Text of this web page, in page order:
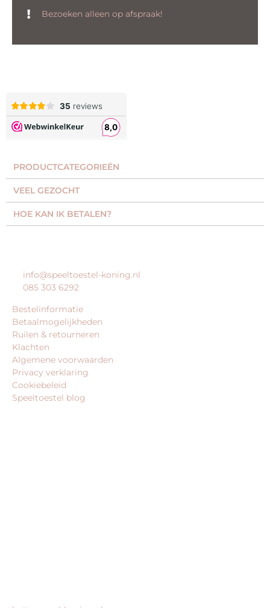
Bezoeken alleen op afspraak!
PRODUCTCATEGORIEËN​
VEEL GEZOCHT​
HOE KAN IK BETALEN?
info@speeltoestel-koning.nl
085 303 6292
Bestelinformatie
Betaalmogelijkheden
Ruilen & retourneren
Klachten
Algemene voorwaarden
Privacy verklaring
Cookiebeleid
Speeltoestel blog